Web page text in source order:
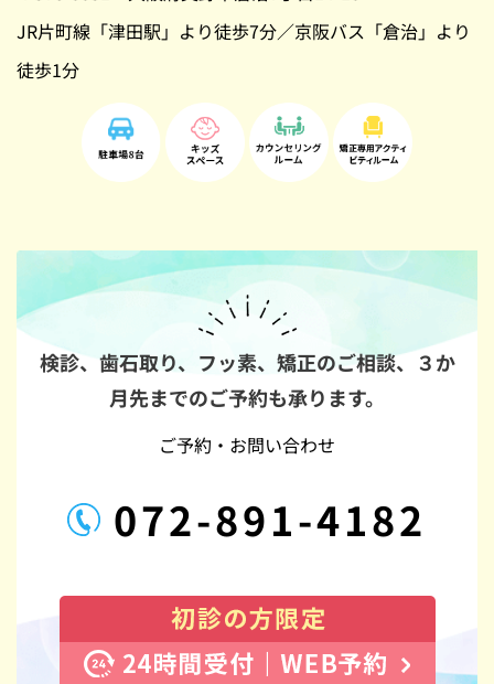
JR片町線「津田駅」より徒歩7分／京阪バス「倉治」より
徒歩1分
検診、歯石取り、フッ素、矯正のご相談、 ３か
月先までのご予約も承ります。
ご予約・お問い合わせ
072-891-4182